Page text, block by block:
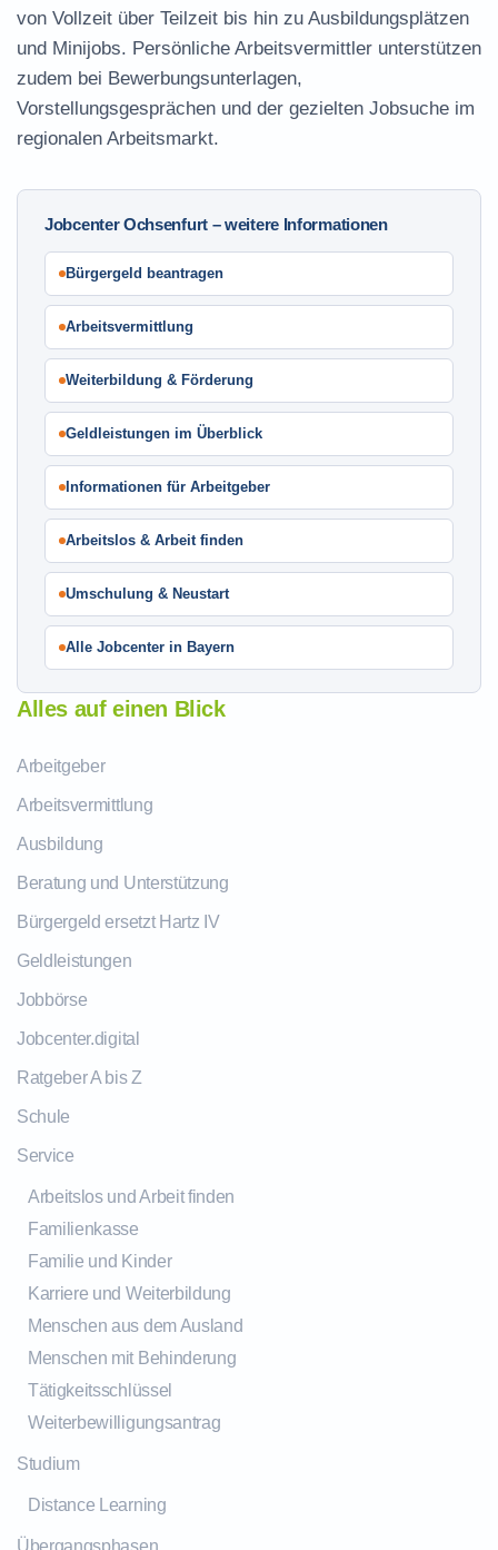
von Vollzeit über Teilzeit bis hin zu Ausbildungsplätzen
und Minijobs. Persönliche Arbeitsvermittler unterstützen
zudem bei Bewerbungsunterlagen,
Vorstellungsgesprächen und der gezielten Jobsuche im
regionalen Arbeitsmarkt.
Jobcenter Ochsenfurt – weitere Informationen
Bürgergeld beantragen
Arbeitsvermittlung
Weiterbildung & Förderung
Geldleistungen im Überblick
Informationen für Arbeitgeber
Arbeitslos & Arbeit finden
Umschulung & Neustart
Alle Jobcenter in Bayern
Alles auf einen Blick
Arbeitgeber
Arbeitsvermittlung
Ausbildung
Beratung und Unterstützung
Bürgergeld ersetzt Hartz IV
Geldleistungen
Jobbörse
Jobcenter.digital
Ratgeber A bis Z
Schule
Service
Arbeitslos und Arbeit finden
Familienkasse
Familie und Kinder
Karriere und Weiterbildung
Menschen aus dem Ausland
Menschen mit Behinderung
Tätigkeitsschlüssel
Weiterbewilligungsantrag
Studium
Distance Learning
Übergangsphasen